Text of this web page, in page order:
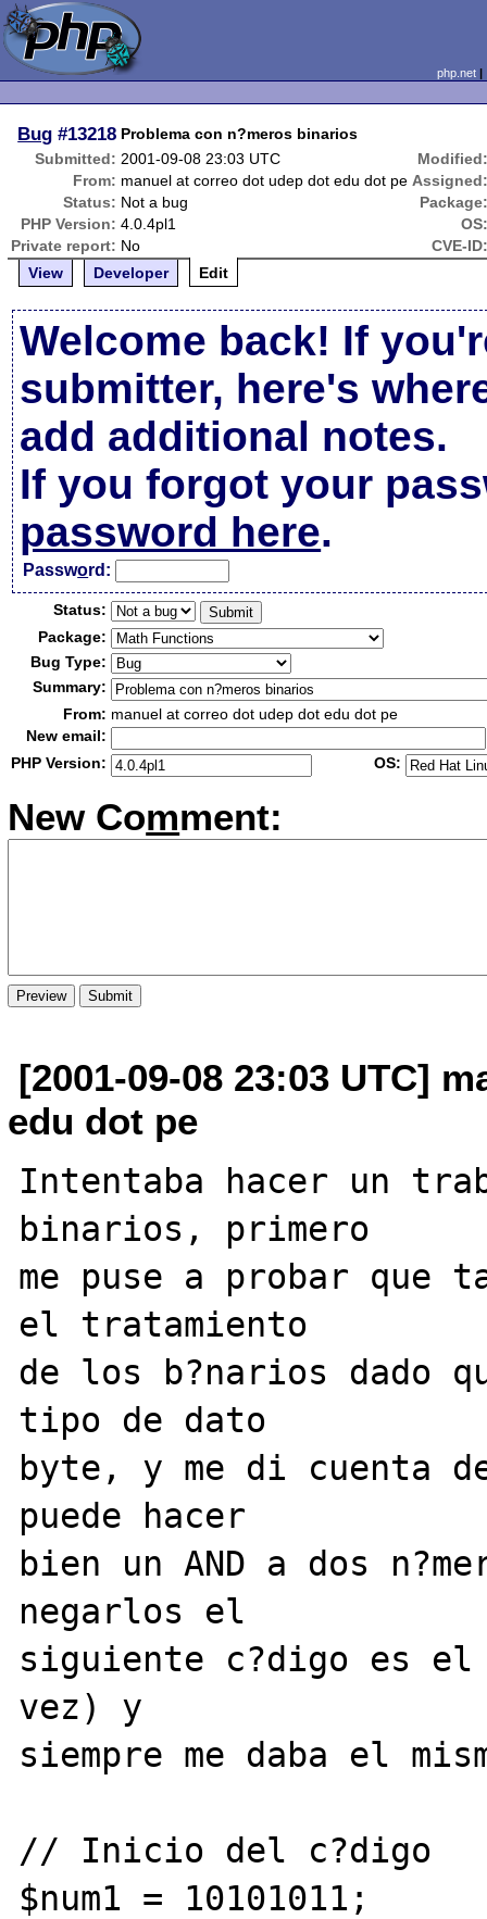
php.net
Bug #13218 Problema con n?meros binarios
Submitted: 2001-09-08 23:03 UTC
From: manuel at correo dot udep dot edu dot pe
Status: Not a bug
PHP Version: 4.0.4pl1
Private report: No
CVE-
View
Developer Edit
Welcome back! If
submitter, here's
add additional notes.
If you forgot your
password here.
Password:
Status:
Package:
Bug Type:
Summary:
From: manuel at correo dot udep dot edu dot pe
New email:
PHP Version:
OS:
New Comment:
[2001-09-08 23:03 UTC]
edu dot pe
Intentaba hacer un
binarios, primero
me puse a probar que
el tratamiento
de los b?narios dado
tipo de dato
byte, y me di cuenta
puede hacer
bien un AND a dos
negarlos el
siguiente c?digo es
vez) y
siempre me daba el
// Inicio del c?digo
$num1 = 10101011;